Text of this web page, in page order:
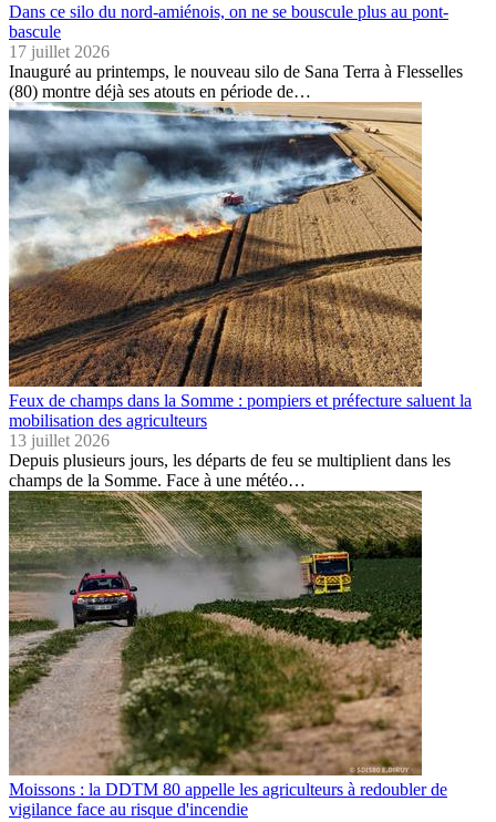
Dans ce silo du nord-amiénois, on ne se bouscule plus au pont-
bascule
17 juillet 2026
Inauguré au printemps, le nouveau silo de Sana Terra à Flesselles
(80) montre déjà ses atouts en période de…
Feux de champs dans la Somme : pompiers et préfecture saluent la
mobilisation des agriculteurs
13 juillet 2026
Depuis plusieurs jours, les départs de feu se multiplient dans les
champs de la Somme. Face à une météo…
Moissons : la DDTM 80 appelle les agriculteurs à redoubler de
vigilance face au risque d'incendie